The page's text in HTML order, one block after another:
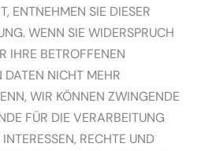
ENTNEHMEN SIE DIESER
WENN SIE WIDERSPRUCH
IHRE BETROFFENEN
DATEN NICHT MEHR
WIR KÖNNEN ZWINGENDE
FÜR DIE VERARBEITUNG
RECHTE UND